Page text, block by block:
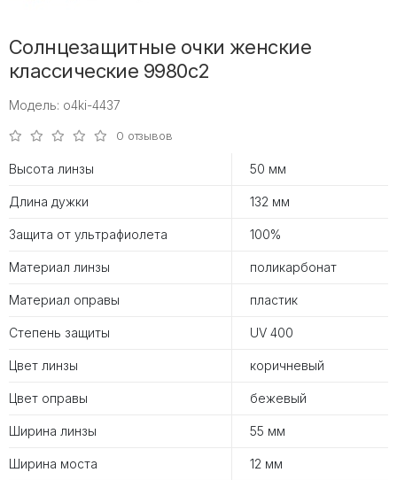
Солнцезащитные очки женские
классические 9980c2
Модель: o4ki-4437
0 отзывов
Высота линзы 50 мм
Длина дужки 132 мм
Защита от ультрафиолета 100%
Материал линзы поликарбонат
Материал оправы пластик
Степень защиты UV 400
Цвет линзы коричневый
Цвет оправы бежевый
Ширина линзы 55 мм
Ширина моста 12 мм